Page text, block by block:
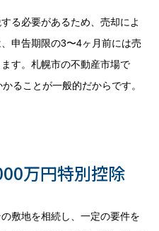
る必要があるため、売却によ
申告期限の3〜4ヶ月前には売
す。札幌市の不動産市場で
ることが一般的だからです。
万円特別控除
敷地を相続し、一定の要件を